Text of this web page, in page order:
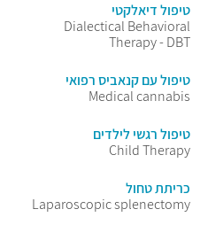
טיפול דיאלקטי
Dialectical Behavioral
Therapy - DBT
טיפול עם קנאביס רפואי
Medical cannabis
טיפול רגשי לילדים
Child Therapy
כריתת טחול
Laparoscopic splenectomy